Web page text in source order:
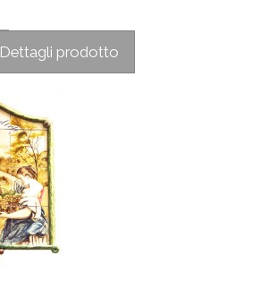
Dettagli prodotto